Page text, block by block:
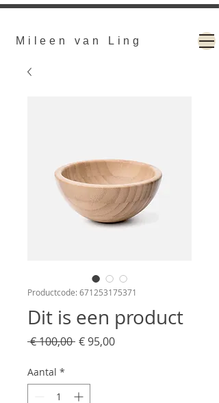
Mileen van Ling
Productcode: 671253175371
Dit is een product
€ 100,00 Normale
€ 95,00Verkoopprijs
Aantal *